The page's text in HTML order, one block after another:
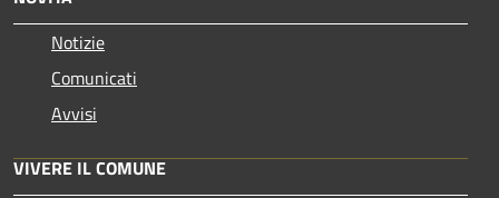
Notizie
Comunicati
Avvisi
VIVERE IL COMUNE